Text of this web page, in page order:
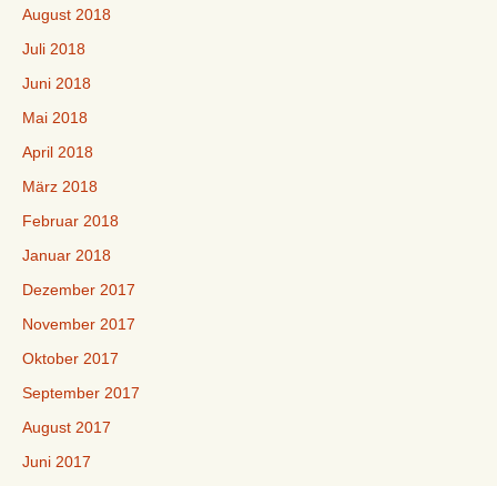
August 2018
Juli 2018
Juni 2018
Mai 2018
April 2018
März 2018
Februar 2018
Januar 2018
Dezember 2017
November 2017
Oktober 2017
September 2017
August 2017
Juni 2017